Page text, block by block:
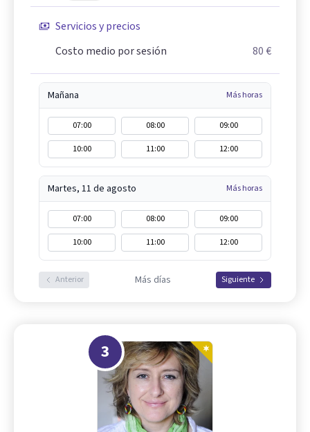
Servicios y precios
Costo medio por sesión
80 €
Mañana Más horas
07:00 08:00
09:00
10:00
11:00 12:00
Martes, 11 de agosto Más horas
07:00 08:00
09:00
10:00
11:00 12:00
Anterior Más días Siguiente
3